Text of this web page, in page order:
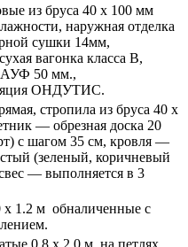
из бруса 40 х 100 мм
наружная отделка
сушки 14мм,
вагонка класса В,
50 мм.,
ОНДУТИС.
стропила из бруса 40 х
— обрезная доска 20
с шагом 35 см, кровля —
(зеленый, коричневый
— выполняется в 3
х 1.2 м обналиченные с
0.8 х 2.0 м. на петлях